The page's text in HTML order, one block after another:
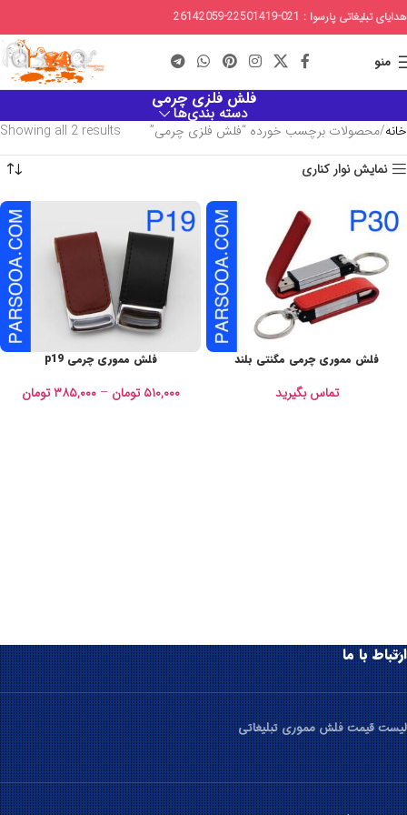
هدایای تبلیغاتی پارسوا : 021-22501419-26142059
منو
فلش فلزی چرمی
دسته بندی‌ها
خانه محصولات برچسب خورده “فلش فلزی چرمی”
Showing all 2 results
نمایش نوار کناری
فلش مموری چرمی مگنتی بلند
تماس بگیرید
فلش مموری چرمی p19
۵۱۰,۰۰۰ تومان – ۳۸۵,۰۰۰ تومان
ارتباط با ما
لیست قیمت فلش مموری تبلیغاتی